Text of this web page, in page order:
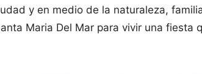
y en medio de la naturaleza,
Maria Del Mar para vivir una fiesta